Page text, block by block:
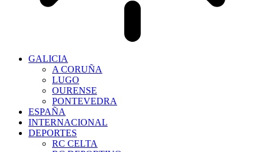
GALICIA
A CORUÑA
LUGO
OURENSE
PONTEVEDRA
ESPAÑA
INTERNACIONAL
DEPORTES
RC CELTA